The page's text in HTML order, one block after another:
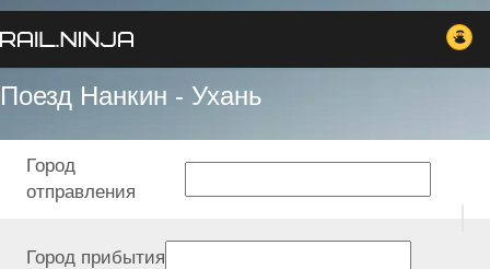
Поезд Нанкин - Ухань
Город
отправления
Город прибытия